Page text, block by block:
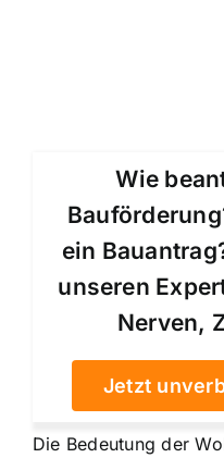
Wie
ein
unseren
Nerven,
Jetzt
Die Bedeutung der